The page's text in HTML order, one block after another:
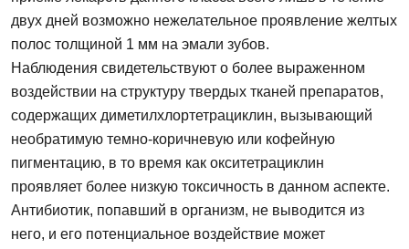
двух дней возможно нежелательное проявление желтых
полос толщиной 1 мм на эмали зубов.
Наблюдения свидетельствуют о более выраженном
воздействии на структуру твердых тканей препаратов,
содержащих диметилхлортетрациклин, вызывающий
необратимую темно-коричневую или кофейную
пигментацию, в то время как окситетрациклин
проявляет более низкую токсичность в данном аспекте.
Антибиотик, попавший в организм, не выводится из
него, и его потенциальное воздействие может